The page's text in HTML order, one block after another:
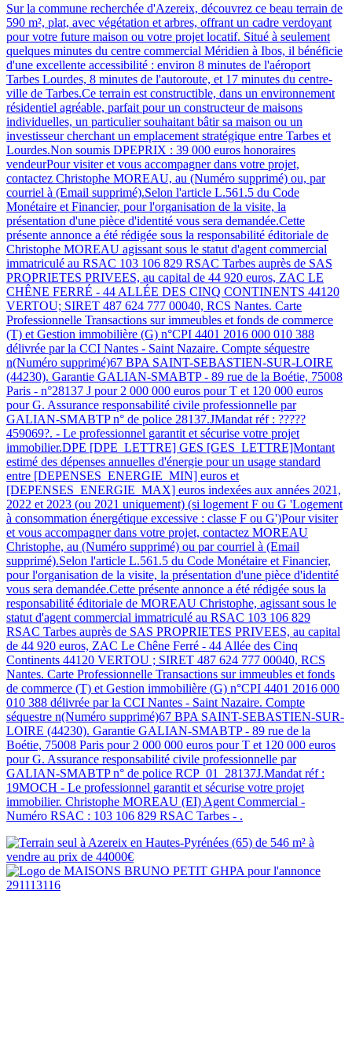
Sur la commune recherchée d'Azereix, découvrez ce beau terrain de
590 m², plat, avec végétation et arbres, offrant un cadre verdoyant
pour votre future maison ou votre projet locatif. Situé à seulement
quelques minutes du centre commercial Méridien à Ibos, il bénéficie
d'une excellente accessibilité : environ 8 minutes de l'aéroport
Tarbes Lourdes, 8 minutes de l'autoroute, et 17 minutes du centre-
ville de Tarbes.Ce terrain est constructible, dans un environnement
résidentiel agréable, parfait pour un constructeur de maisons
individuelles, un particulier souhaitant bâtir sa maison ou un
investisseur cherchant un emplacement stratégique entre Tarbes et
Lourdes.Non soumis DPEPRIX : 39 000 euros honoraires
vendeurPour visiter et vous accompagner dans votre projet,
contactez Christophe MOREAU, au (Numéro supprimé) ou, par
courriel à (Email supprimé).Selon l'article L.561.5 du Code
Monétaire et Financier, pour l'organisation de la visite, la
présentation d'une pièce d'identité vous sera demandée.Cette
présente annonce a été rédigée sous la responsabilité éditoriale de
Christophe MOREAU agissant sous le statut d'agent commercial
immatriculé au RSAC 103 106 829 RSAC Tarbes auprès de SAS
PROPRIETES PRIVEES, au capital de 44 920 euros, ZAC LE
CHÊNE FERRÉ - 44 ALLÉE DES CINQ CONTINENTS 44120
VERTOU; SIRET 487 624 777 00040, RCS Nantes. Carte
Professionnelle Transactions sur immeubles et fonds de commerce
(T) et Gestion immobilière (G) n°CPI 4401 2016 000 010 388
délivrée par la CCI Nantes - Saint Nazaire. Compte séquestre
n(Numéro supprimé)67 BPA SAINT-SEBASTIEN-SUR-LOIRE
(44230). Garantie GALIAN-SMABTP - 89 rue de la Boétie, 75008
Paris - n°28137 J pour 2 000 000 euros pour T et 120 000 euros
pour G. Assurance responsabilité civile professionnelle par
GALIAN-SMABTP n° de police 28137.JMandat réf : ?????
459069?. - Le professionnel garantit et sécurise votre projet
immobilier.DPE [DPE_LETTRE] GES [GES_LETTRE]Montant
estimé des dépenses annuelles d'énergie pour un usage standard
entre [DEPENSES_ENERGIE_MIN] euros et
[DEPENSES_ENERGIE_MAX] euros indexées aux années 2021,
2022 et 2023 (ou 2021 uniquement) (si logement F ou G 'Logement
à consommation énergétique excessive : classe F ou G')Pour visiter
et vous accompagner dans votre projet, contactez MOREAU
Christophe, au (Numéro supprimé) ou par courriel à (Email
supprimé).Selon l'article L.561.5 du Code Monétaire et Financier,
pour l'organisation de la visite, la présentation d'une pièce d'identité
vous sera demandée.Cette présente annonce a été rédigée sous la
responsabilité éditoriale de MOREAU Christophe, agissant sous le
statut d'agent commercial immatriculé au RSAC 103 106 829
RSAC Tarbes auprès de SAS PROPRIETES PRIVEES, au capital
de 44 920 euros, ZAC Le Chêne Ferré - 44 Allée des Cinq
Continents 44120 VERTOU ; SIRET 487 624 777 00040, RCS
Nantes. Carte Professionnelle Transactions sur immeubles et fonds
de commerce (T) et Gestion immobilière (G) n°CPI 4401 2016 000
010 388 délivrée par la CCI Nantes - Saint Nazaire. Compte
séquestre n(Numéro supprimé)67 BPA SAINT-SEBASTIEN-SUR-
LOIRE (44230). Garantie GALIAN-SMABTP - 89 rue de la
Boétie, 75008 Paris pour 2 000 000 euros pour T et 120 000 euros
pour G. Assurance responsabilité civile professionnelle par
GALIAN-SMABTP n° de police RCP_01_28137J.Mandat réf :
19MOCH - Le professionnel garantit et sécurise votre projet
immobilier. Christophe MOREAU (EI) Agent Commercial -
Numéro RSAC : 103 106 829 RSAC Tarbes - .